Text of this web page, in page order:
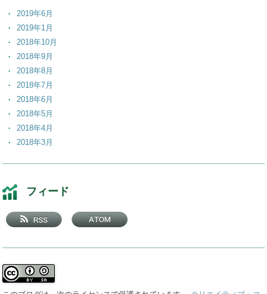
2019年6月
2019年1月
2018年10月
2018年9月
2018年8月
2018年7月
2018年6月
2018年5月
2018年4月
2018年3月
2017年12月
2017年11月
2017年10月
2017年9月
2017年6月
2017年5月
フィード